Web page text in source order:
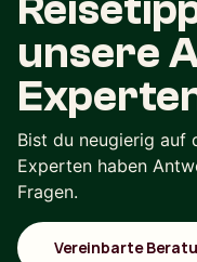
unsere
Bist du neugierig auf
Experten haben
Fragen.
Vereinbarte